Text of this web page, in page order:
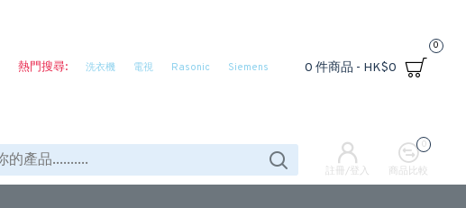
熱門搜尋: 洗衣機 電視 Rasonic Siemens 0 件商品 - HK$0
0
註冊/登入 商品比較
0